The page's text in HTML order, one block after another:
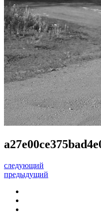
следующий
предыдущий